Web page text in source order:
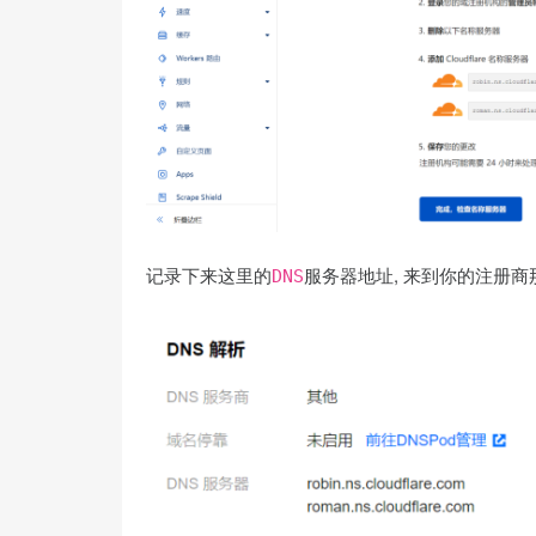
记录下来这里的DNS服务器地址, 来到你的注册